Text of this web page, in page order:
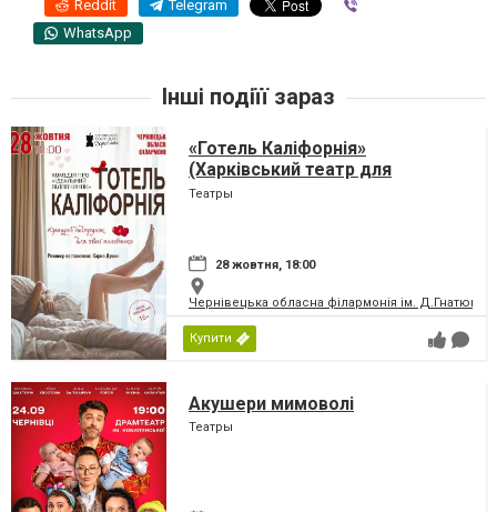
Reddit Telegram
WhatsApp
Інші подіїї зараз
«Готель Каліфорнія»
(Харківський театр для
дорослих)
Театры
28 жовтня, 18:00
Чернівецька обласна філармонія ім. Д.Гнатюка
Купити
Акушери мимоволі
Театры